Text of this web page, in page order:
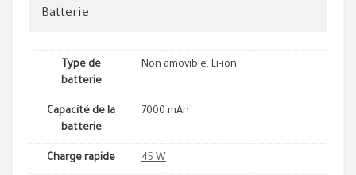
Batterie
Type de
batterie
Non amovible, Li-ion
Capacité de la
batterie
7000 mAh
Charge rapide 45 W